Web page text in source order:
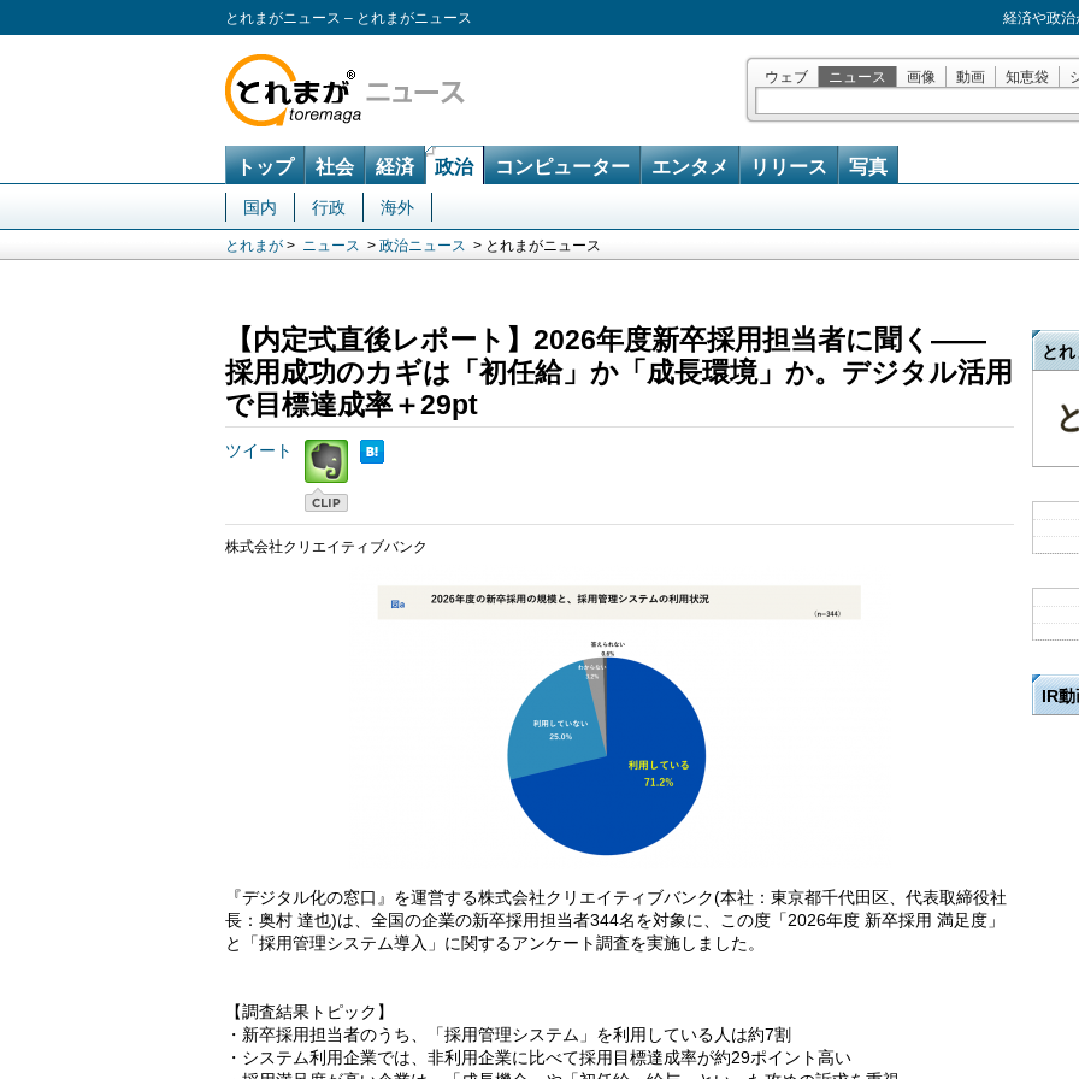
とれまがニュース – とれまがニュース 経済や政
ウェブ ニュース 画像 動画 知恵袋
トップ 社会 経済 政治 コンピューター エンタメ リリース 写真
国内 行政 海外
とれまが > ニュース > 政治ニュース > とれまがニュース
【内定式直後レポート】2026年度新卒採用担当者に聞く――
採用成功のカギは「初任給」か「成長環境」か。デジタル活用
で目標達成率＋29pt
ツイート
株式会社クリエイティブバンク
『デジタル化の窓口』を運営する株式会社クリエイティブバンク(本社：東京都千代田区、代表取締役社
長：奥村 達也)は、全国の企業の新卒採用担当者344名を対象に、この度「2026年度 新卒採用 満足度」
と「採用管理システム導入」に関するアンケート調査を実施しました。
【調査結果トピック】
・新卒採用担当者のうち、「採用管理システム」を利用している人は約7割
・システム利用企業では、非利用企業に比べて採用目標達成率が約29ポイント高い
とれ
IR動